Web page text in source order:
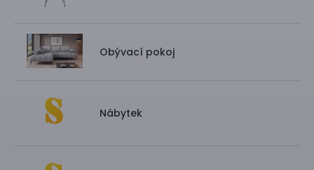
Obývací pokoj
Nábytek